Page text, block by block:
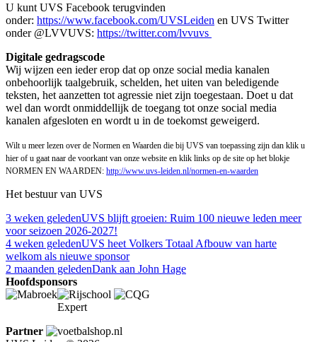
U kunt UVS Facebook terugvinden
onder: https://www.facebook.com/UVSLeiden en UVS Twitter
onder @LVVUVS: https://twitter.com/lvvuvs
Digitale gedragscode
Wij wijzen een ieder erop dat op onze social media kanalen
onbehoorlijk taalgebruik, schelden, het uiten van beledigende
teksten, het aanzetten tot agressie niet zijn toegestaan. Doet u dat
wel dan wordt onmiddellijk de toegang tot onze social media
kanalen afgesloten en wordt u in de toekomst geweigerd.
Wilt u meer lezen over de Normen en Waarden die bij UVS van toepassing zijn dan klik u
hier of u gaat naar de voorkant van onze website en klik links op de site op het blokje
NORMEN EN WAARDEN: http://www.uvs-leiden.nl/normen-en-waarden
Het bestuur van UVS
3 weken geledenUVS blijft groeien: Ruim 100 nieuwe leden meer
voor seizoen 2026-2027!​
4 weken geledenUVS heet Volkers Totaal Afbouw van harte
welkom als nieuwe sponsor
2 maanden geledenDank aan John Hage
Hoofdsponsors
Partner